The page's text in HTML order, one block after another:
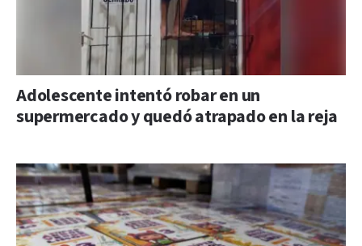
Adolescente intentó robar en un
supermercado y quedó atrapado en la reja